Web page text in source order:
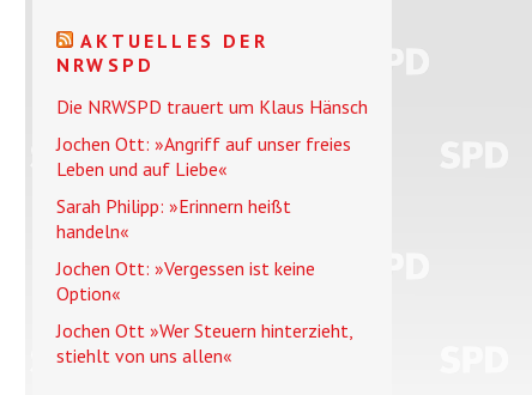
AKTUELLES DER
NRWSPD
Die NRWSPD trauert um Klaus Hänsch
Jochen Ott: »Angriff auf unser freies
Leben und auf Liebe«
Sarah Philipp: »Erinnern heißt
handeln«
Jochen Ott: »Vergessen ist keine
Option«
Jochen Ott »Wer Steuern hinterzieht,
stiehlt von uns allen«